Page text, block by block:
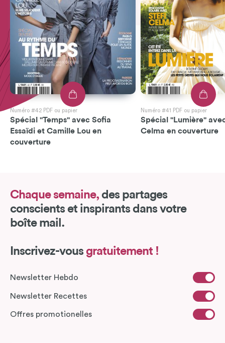
Numéro #42 PDF ou papier
Spécial "Temps" avec Sofia
Essaïdi et Camille Lou en
couverture
Numéro #41 PDF ou papier
Spécial "Lumière"
Celma en couverture
Chaque semaine, des partages
conscients et inspirants dans votre
boîte mail.
Inscrivez-vous gratuitement !
Newsletter Hebdo
Newsletter Recettes
Offres promotionelles